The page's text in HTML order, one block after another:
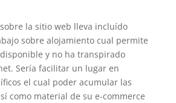
la sitio web lleva incluído
sobre alojamiento cual permite
y no ha transpirado
Serí­a facilitar un lugar en
el cual poder acumular las
como material de su e-commerce